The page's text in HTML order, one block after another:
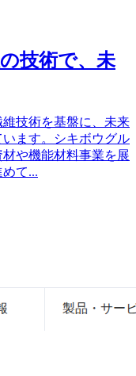
技術で、未
技術を基盤に、未来
ます。シキボウグル
や機能材料事業を展
て...